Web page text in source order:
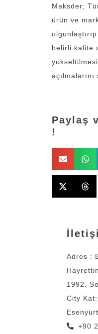
Maksder;
ürün ve
belirli kalite
açılmalarını
Paylaş
!
Adres :
1992.
City
+90